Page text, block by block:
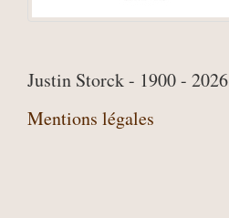
Justin Storck - 1900 - 2026
Mentions légales